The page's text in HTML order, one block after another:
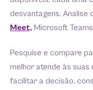
desvantagens. Analise
Meet, Microsoft
Pesquise e compare
melhor atende às
facilitar a decisão,